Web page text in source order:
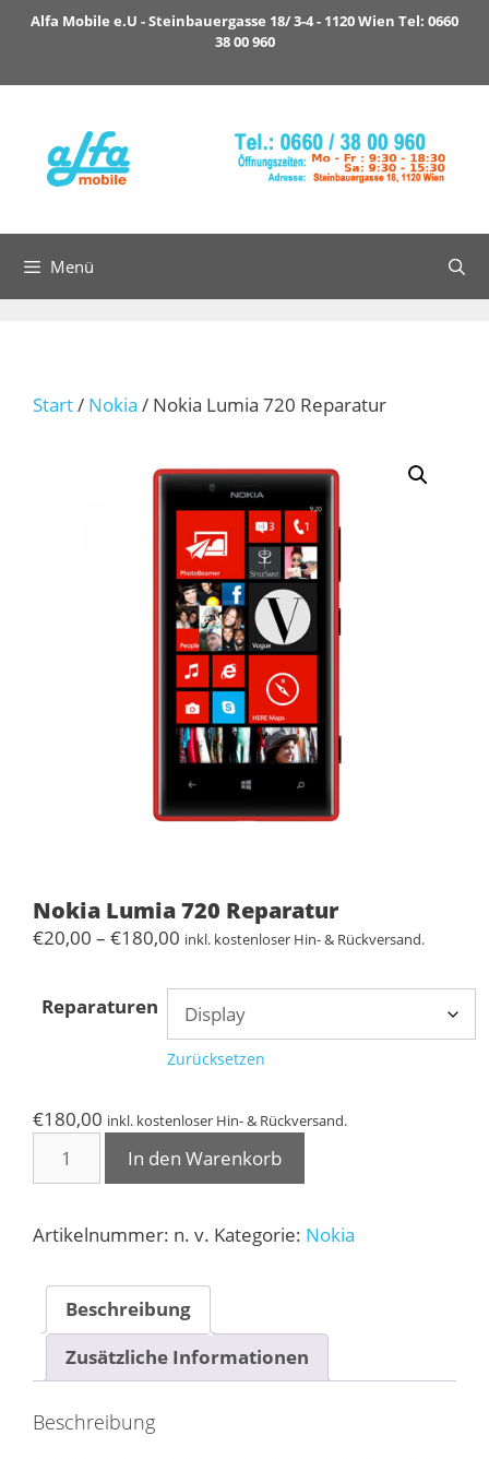
ZumAlfa Mobile e.U - Steinbauergasse 18/ 3-4 - 1120 Wien Tel: 0660
38 00 960
Menü
Start/ Nokia / Nokia Lumia 720 Reparatur
Nokia Lumia 720 Reparatur
€20,00 – €180,00 Preisspanne:
bis
€180,00
inkl. kostenloser Hin- & Rückversand.
Reparaturen
Zurücksetzen
€180,00 inkl. kostenloser Hin- & Rückversand.
Lumia
Reparatur
In den Warenkorb
Artikelnummer: n. v. Kategorie: Nokia
Beschreibung
Zusätzliche Informationen
Beschreibung